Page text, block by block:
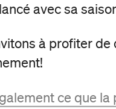
avec sa
à profiter
ce que la